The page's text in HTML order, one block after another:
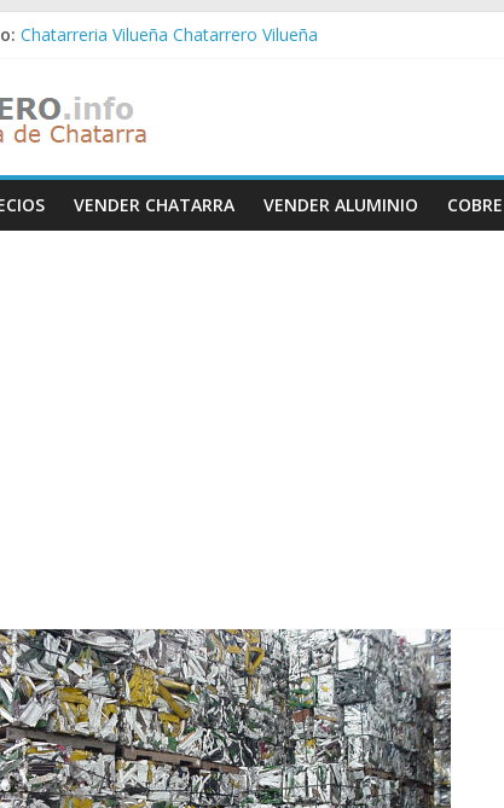
Chatarreria Vilueña Chatarrero Vilueña
Chatarreria Zaida Chatarrero Zaida
Chatarreria Vistabella Chatarrero Vistabella
VENDER CHATARRA VENDER ALUMINIO COBRE